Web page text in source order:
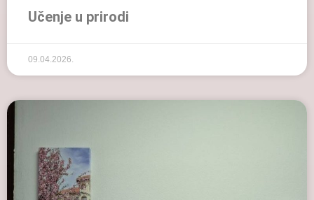
Učenje u prirodi
09.04.2026.